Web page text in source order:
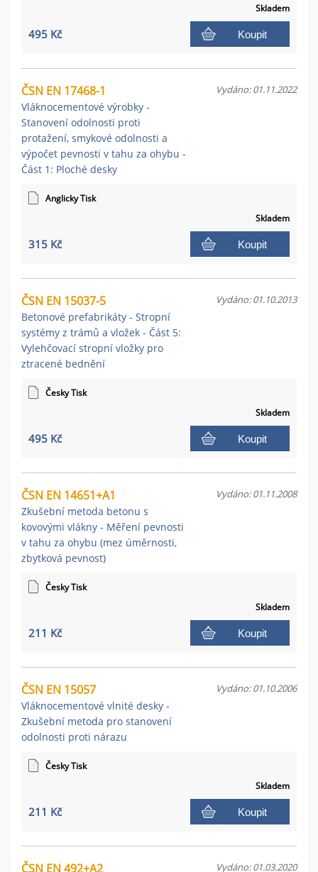
Skladem
495 Kč Koupit
ČSN EN 17468-1
Vláknocementové výrobky -
Stanovení odolnosti proti
protažení, smykové odolnosti a
výpočet pevnosti v tahu za ohybu -
Část 1: Ploché desky
Vydáno: 01.11.2022
Anglicky Tisk
Skladem
315 Kč Koupit
ČSN EN 15037-5
Betonové prefabrikáty - Stropní
systémy z trámů a vložek - Část 5:
Vylehčovací stropní vložky pro
ztracené bednění
Vydáno: 01.10.2013
Česky Tisk
Skladem
495 Kč Koupit
ČSN EN 14651+A1
Zkušební metoda betonu s
kovovými vlákny - Měření pevnosti
v tahu za ohybu (mez úměrnosti,
zbytková pevnost)
Vydáno: 01.11.2008
Česky Tisk
Skladem
211 Kč Koupit
ČSN EN 15057
Vláknocementové vlnité desky -
Zkušební metoda pro stanovení
odolnosti proti nárazu
Vydáno: 01.10.2006
Česky Tisk
Skladem
211 Kč Koupit
ČSN EN 492+A2 Vydáno: 01.03.2020